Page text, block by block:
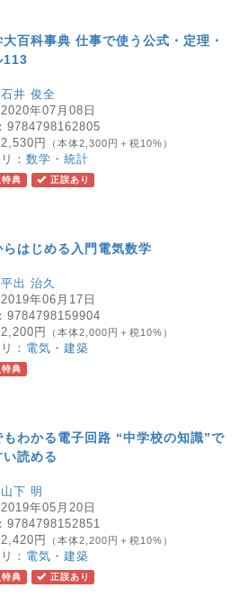
百科事典 仕事で使う公式・定理・
113
石井 俊全
2020年07月08日
9784798162805
2,530円 （本体2,300円＋税10%）
： 数学・統計
典 正誤あり
らはじめる入門電気数学
平出 治久
2019年06月17日
9784798159904
2,200円 （本体2,000円＋税10%）
： 電気・建築
典
もわかる電子回路 “中学校の知識”で
読める
山下 明
2019年05月20日
9784798152851
2,420円 （本体2,200円＋税10%）
： 電気・建築
典 正誤あり